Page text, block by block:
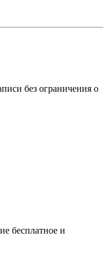
без ограничения о
бесплатное и